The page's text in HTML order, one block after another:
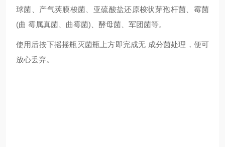
球菌、产气荚膜梭菌、亚硫酸盐还原梭状芽孢杆菌、霉菌
(曲 霉属真菌、曲霉菌)、酵母菌、军团菌等。
使用后按下摇摇瓶灭菌瓶上方即完成无 成分菌处理，便可
放心丢弃。